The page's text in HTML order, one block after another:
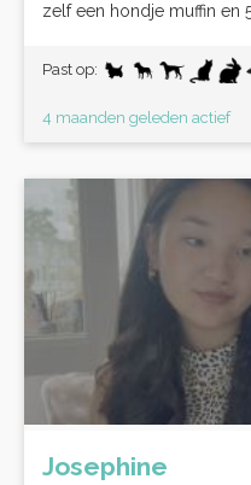
zelf een hondje muffin en 5
Past op:
4 maanden geleden actief
Josephine